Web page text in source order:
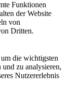
Funktionen
der Website
von
Dritten.
die wichtigsten
und zu analysieren,
Nutzererlebnis